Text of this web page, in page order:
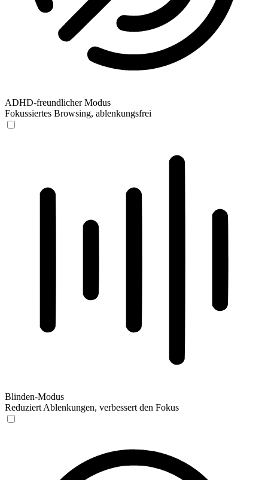
ADHD-freundlicher Modus
Fokussiertes Browsing, ablenkungsfrei
Blinden-Modus
Reduziert Ablenkungen, verbessert den Fokus